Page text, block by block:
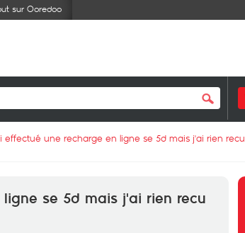
sur Ooredoo
effectué une recharge en ligne se 5d mais j'ai rien recu
se 5d mais j'ai rien recu